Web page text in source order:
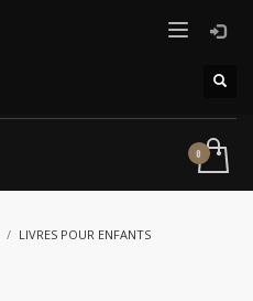
LIVRES POUR ENFANTS